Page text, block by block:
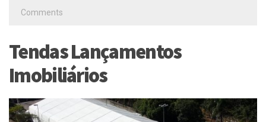
Comments
Tendas Lançamentos
Imobiliários